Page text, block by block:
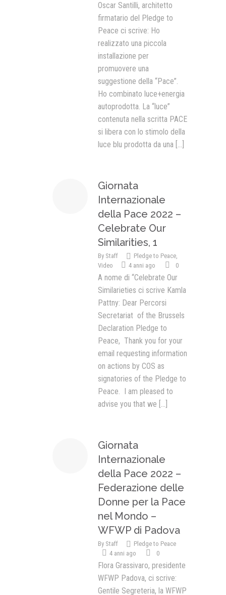
Oscar Santilli, architetto
firmatario del Pledge to
Peace ci scrive: Ho
realizzato una piccola
installazione per
promuovere una
suggestione della “Pace”.
Ho combinato luce+energia
autoprodotta. La “luce”
contenuta nella scritta PACE
si libera con lo stimolo della
luce blu prodotta da una [...]
Giornata
Internazionale
della Pace 2022 –
Celebrate Our
Similarities, 1
By Staff Pledge to Peace,
Video
4 anni ago 0
A nome di “Celebrate Our
Similarieties ci scrive Kamla
Pattny: Dear Percorsi
Secretariat of the Brussels
Declaration Pledge to
Peace, Thank you for your
email requesting information
on actions by COS as
signatories of the Pledge to
Peace. I am pleased to
advise you that we [...]
Giornata
Internazionale
della Pace 2022 –
Federazione delle
Donne per la Pace
nel Mondo –
WFWP di Padova
By Staff
Pledge to Peace
4 anni ago
0
Flora Grassivaro, presidente
WFWP Padova, ci scrive:
Gentile Segreteria, la WFWP